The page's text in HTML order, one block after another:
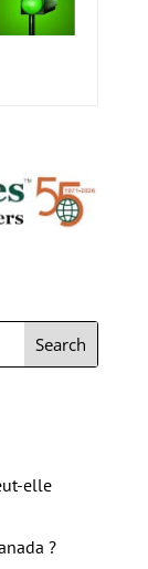
Search
elle
?